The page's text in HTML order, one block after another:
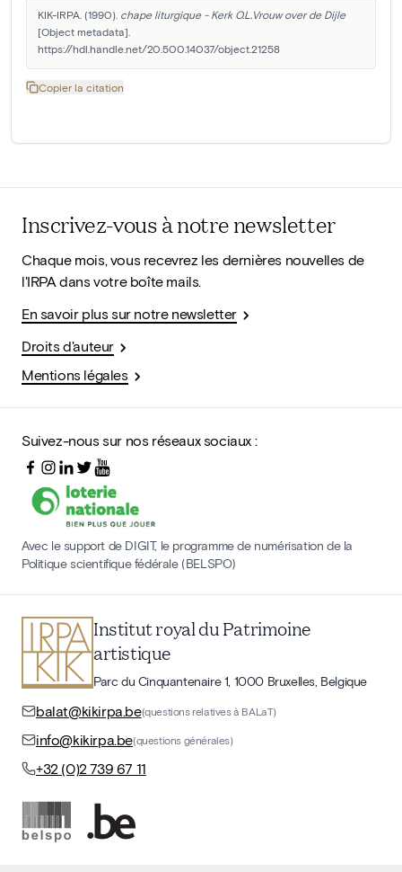
KIK-IRPA. (1990). chape liturgique - Kerk O.L.Vrouw over de Dijle
[Object metadata].
https://hdl.handle.net/20.500.14037/object.21258
Copier la citation
Inscrivez-vous à notre newsletter
Chaque mois, vous recevrez les dernières nouvelles de
l'IRPA dans votre boîte mails.
En savoir plus sur notre newsletter
Droits d'auteur
Mentions légales
Suivez-nous sur nos réseaux sociaux :
Avec le support de DIGIT, le programme de numérisation de la
Politique scientifique fédérale (BELSPO)
Institut royal du Patrimoine
artistique
Parc du Cinquantenaire 1, 1000 Bruxelles, Belgique
balat@kikirpa.be(questions relatives à BALaT)
info@kikirpa.be(questions générales)
+32 (0)2 739 67 11